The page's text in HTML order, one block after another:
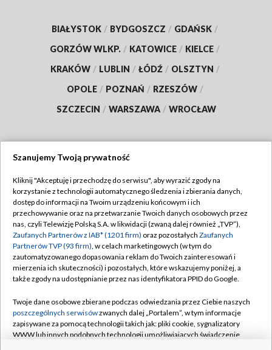
BIAŁYSTOK / BYDGOSZCZ / GDAŃSK /
GORZÓW WLKP. / KATOWICE / KIELCE /
KRAKÓW / LUBLIN / ŁÓDŹ / OLSZTYN /
OPOLE / POZNAŃ / RZESZÓW /
SZCZECIN / WARSZAWA / WROCŁAW
TVP
Abonament TVP
Emisja w TVP
Centrum informacji TVP
Naziemna Telewizja Cyfrowa
Rada Programowa
System NOS
Regulamin TVP
Polityka prywatności
Moje zgody
Pomoc
Kontakt
Szanujemy Twoją prywatność
Kliknij "Akceptuję i przechodzę do serwisu", aby wyrazić zgody na
korzystanie z technologii automatycznego śledzenia i zbierania danych,
dostęp do informacji na Twoim urządzeniu końcowym i ich
przechowywanie oraz na przetwarzanie Twoich danych osobowych przez
nas, czyli Telewizję Polską S.A. w likwidacji (zwaną dalej również „TVP”),
Zaufanych Partnerów z IAB* (1201 firm) oraz pozostałych Zaufanych
Partnerów TVP (93 firm), w celach marketingowych (w tym do
zautomatyzowanego dopasowania reklam do Twoich zainteresowań i
mierzenia ich skuteczności) i pozostałych, które wskazujemy poniżej, a
także zgody na udostępnianie przez nas identyfikatora PPID do Google.
Twoje dane osobowe zbierane podczas odwiedzania przez Ciebie naszych
poszczególnych serwisówzwanych dalej „Portalem”, w tym informacje
zapisywane za pomocą technologii takich jak: pliki cookie, sygnalizatory
WWW lub innych podobnych technologii umożliwiających świadczenie